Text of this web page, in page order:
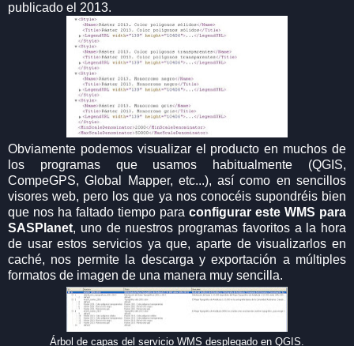
publicado el 2013.
Obviamente podemos visualizar el producto en muchos de
los programas que usamos habitualmente (QGIS,
CompeGPS, Global Mapper, etc...), así como en sencillos
visores web, pero los que ya nos conocéis supondréis bien
que nos ha faltado tiempo para configurar este WMS para
SASPlanet, uno de nuestros programas favoritos a la hora
de usar estos servicios ya que, aparte de visualizarlos en
caché, nos permite la descarga y exportación a múltiples
formatos de imagen de una manera muy sencilla.
Árbol de capas del servicio WMS desplegado en QGIS.